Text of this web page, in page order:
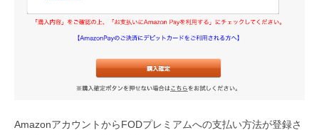
AmazonアカウントからFODプレミアムへの支払い方法が登録さ